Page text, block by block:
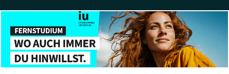
© Copyright 2026, TarGroup Media GmbH
Impressum
Über
uns
Datenschutzerklärung Nutzungsbedingungen